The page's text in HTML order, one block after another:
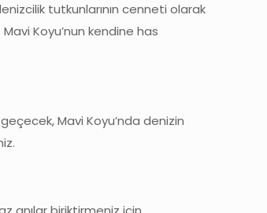
tutkunlarının cenneti olarak
Koyu’nun kendine has
Mavi Koyu’nda denizin